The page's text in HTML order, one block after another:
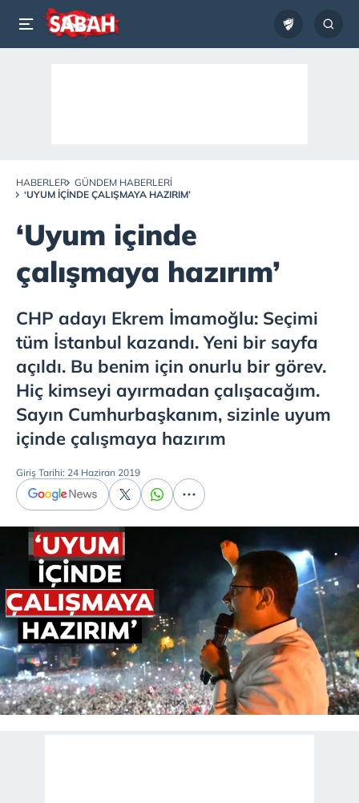
HABERLER
GÜNDEM HABERLERI
‘UYUM IÇINDE ÇALIŞMAYA HAZIRIM’
‘Uyum içinde
çalışmaya hazırım’
CHP adayı Ekrem İmamoğlu: Seçimi
tüm İstanbul kazandı. Yeni bir sayfa
açıldı. Bu benim için onurlu bir görev.
Hiç kimseyi ayırmadan çalışacağım.
Sayın Cumhurbaşkanım, sizinle uyum
içinde çalışmaya hazırım
Giriş Tarihi: 24 Haziran 2019